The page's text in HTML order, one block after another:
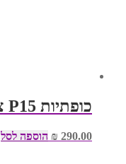
כופתיות P15 צבעוני
₪ 290.00 הוספה לסל